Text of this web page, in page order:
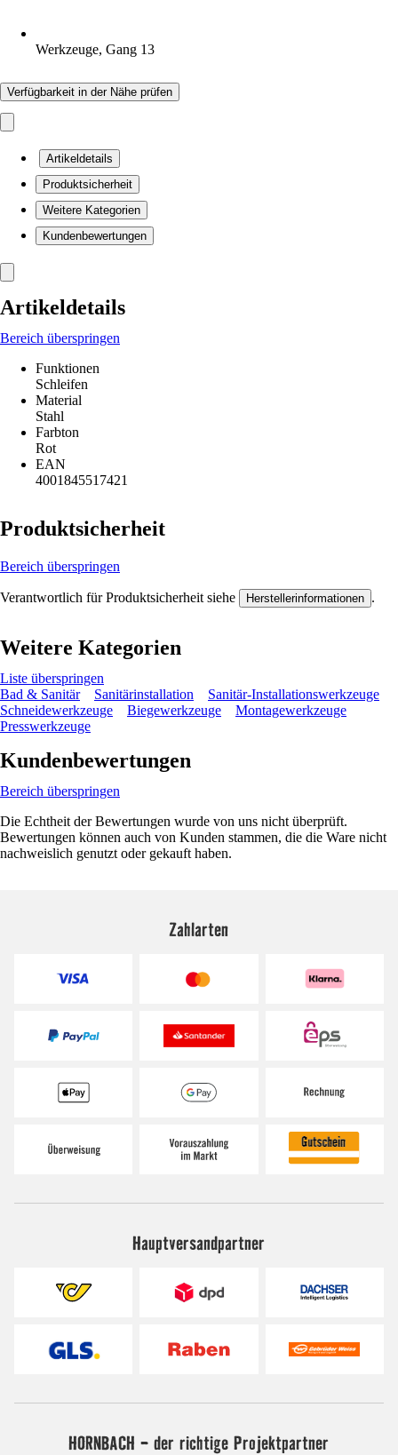
Werkzeuge, Gang 13
Verfügbarkeit in der Nähe prüfen
Artikeldetails
Produktsicherheit
Weitere Kategorien
Kundenbewertungen
Artikeldetails
Bereich überspringen
Funktionen
Schleifen
Material
Stahl
Farbton
Rot
EAN
4001845517421
Produktsicherheit
Bereich überspringen
Verantwortlich für Produktsicherheit siehe Herstellerinformationen .
Weitere Kategorien
Liste überspringen
Bad & Sanitär
Sanitärinstallation
Sanitär-Installationswerkzeuge
Schneidewerkzeuge
Biegewerkzeuge
Montagewerkzeuge
Presswerkzeuge
Kundenbewertungen
Bereich überspringen
Die Echtheit der Bewertungen wurde von uns nicht überprüft.
Bewertungen können auch von Kunden stammen, die die Ware nicht
nachweislich genutzt oder gekauft haben.
Zahlarten
Hauptversandpartner
HORNBACH - der richtige Projektpartner